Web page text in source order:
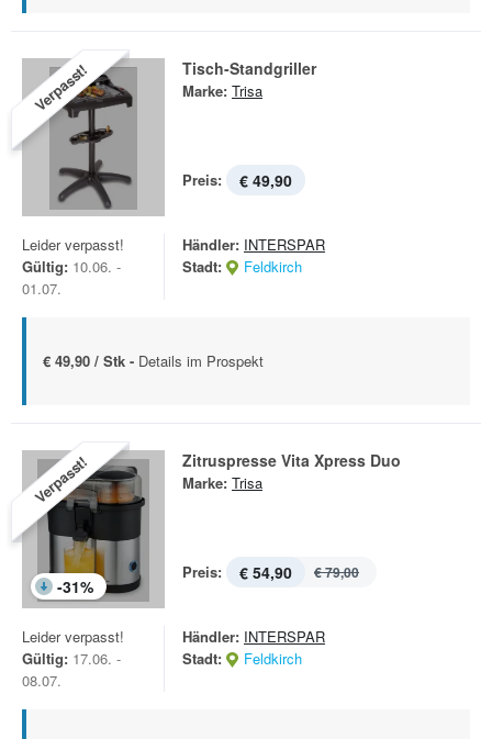
Verpasst! Tisch-Standgriller
Marke: Trisa
Preis: € 49,90
Leider verpasst!
Gültig: 10.06. -
01.07.
Händler: INTERSPAR
Stadt:
Feldkirch
€ 49,90 / Stk - Details im Prospekt
Verpasst!
-31%
Zitruspresse Vita Xpress Duo
Marke: Trisa
Preis: € 54,90 € 79,00
Leider verpasst!
Gültig: 17.06. -
08.07.
Händler: INTERSPAR
Stadt:
Feldkirch